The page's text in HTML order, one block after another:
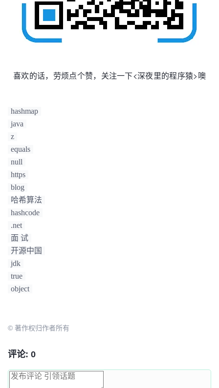
喜欢的话，劳烦点个赞，关注一下<深夜里的程序猿>噢
hashmap
java
z
equals
null
https
blog
哈希算法
hashcode
.net
面 试
开源中国
jdk
true
object
© 著作权归作者所有
评论: 0